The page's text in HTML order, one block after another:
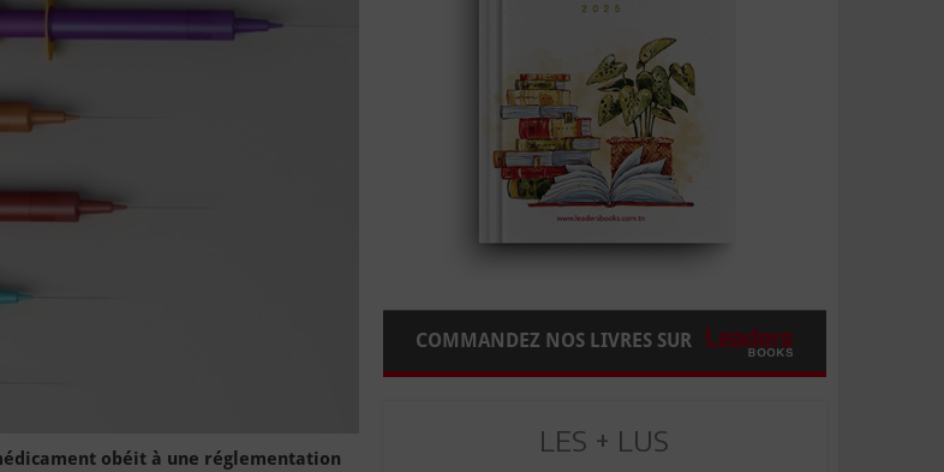
obéit à une réglementation
COMMANDEZ NOS LIVRES SUR
LES + LUS